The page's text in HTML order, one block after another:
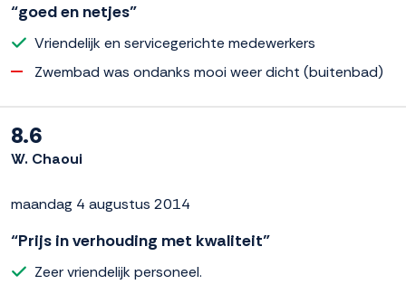
“goed en netjes”
Vriendelijk en servicegerichte medewerkers
Zwembad was ondanks mooi weer dicht (buitenbad)
8.6
W. Chaoui
maandag 4 augustus 2014
“Prijs in verhouding met kwaliteit”
Zeer vriendelijk personeel.